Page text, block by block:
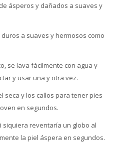
ásperos y dañados a suaves y
a suaves y hermosos como
se lava fácilmente con agua y
y usar una y otra vez.
seca y los callos para tener pies
en segundos.
siquiera reventaría un globo al
la piel áspera en segundos.